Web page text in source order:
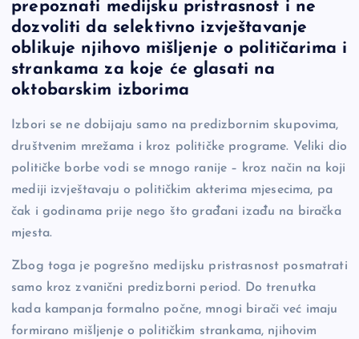
e
b
o
o
k
y
Li
n
k
n
g
er
e
prepoznati medijsku pristrasnost i ne
dozvoliti da selektivno izvještavanje
oblikuje njihovo mišljenje o političarima i
strankama za koje će glasati na
oktobarskim izborima
Izbori se ne dobijaju samo na predizbornim skupovima,
društvenim mrežama i kroz političke programe. Veliki dio
političke borbe vodi se mnogo ranije – kroz način na koji
mediji izvještavaju o političkim akterima mjesecima, pa
čak i godinama prije nego što građani izađu na biračka
mjesta.
Zbog toga je pogrešno medijsku pristrasnost posmatrati
samo kroz zvanični predizborni period. Do trenutka
kada kampanja formalno počne, mnogi birači već imaju
formirano mišljenje o političkim strankama, njihovim